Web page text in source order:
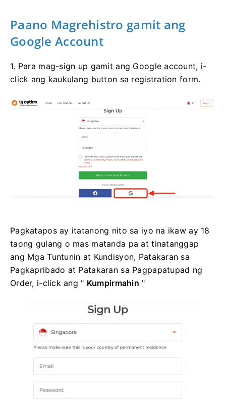
Paano Magrehistro gamit ang
Google Account
1. Para mag-sign up gamit ang Google account, i-
click ang kaukulang button sa registration form.
Pagkatapos ay itatanong nito sa iyo na ikaw ay 18
taong gulang o mas matanda pa at tinatanggap
ang Mga Tuntunin at Kundisyon, Patakaran sa
Pagkapribado at Patakaran sa Pagpapatupad ng
Order, i-click ang " Kumpirmahin "